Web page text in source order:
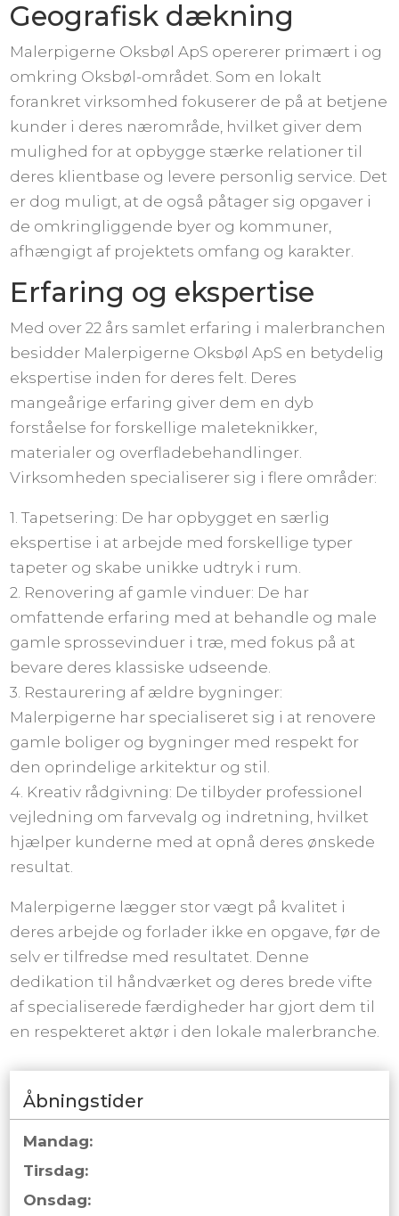
Geografisk dækning
Malerpigerne Oksbøl ApS opererer primært i og
omkring Oksbøl-området. Som en lokalt
forankret virksomhed fokuserer de på at betjene
kunder i deres nærområde, hvilket giver dem
mulighed for at opbygge stærke relationer til
deres klientbase og levere personlig service. Det
er dog muligt, at de også påtager sig opgaver i
de omkringliggende byer og kommuner,
afhængigt af projektets omfang og karakter.
Erfaring og ekspertise
Med over 22 års samlet erfaring i malerbranchen
besidder Malerpigerne Oksbøl ApS en betydelig
ekspertise inden for deres felt. Deres
mangeårige erfaring giver dem en dyb
forståelse for forskellige maleteknikker,
materialer og overfladebehandlinger.
Virksomheden specialiserer sig i flere områder:
1. Tapetsering: De har opbygget en særlig
ekspertise i at arbejde med forskellige typer
tapeter og skabe unikke udtryk i rum.
2. Renovering af gamle vinduer: De har
omfattende erfaring med at behandle og male
gamle sprossevinduer i træ, med fokus på at
bevare deres klassiske udseende.
3. Restaurering af ældre bygninger:
Malerpigerne har specialiseret sig i at renovere
gamle boliger og bygninger med respekt for
den oprindelige arkitektur og stil.
4. Kreativ rådgivning: De tilbyder professionel
vejledning om farvevalg og indretning, hvilket
hjælper kunderne med at opnå deres ønskede
resultat.
Malerpigerne lægger stor vægt på kvalitet i
deres arbejde og forlader ikke en opgave, før de
selv er tilfredse med resultatet. Denne
dedikation til håndværket og deres brede vifte
af specialiserede færdigheder har gjort dem til
en respekteret aktør i den lokale malerbranche.
Åbningstider
Mandag:
Tirsdag:
Onsdag: